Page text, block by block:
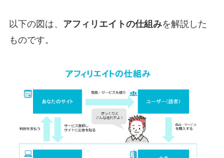
以下の図は、 アフィリエイトの仕組みを解説した
ものです。